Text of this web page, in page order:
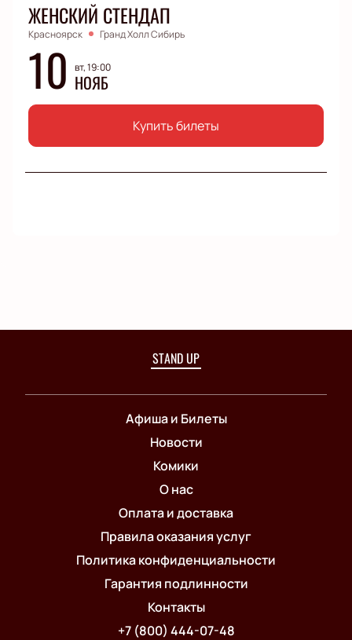
ЖЕНСКИЙ СТЕНДАП
Красноярск Гранд Холл Сибирь
10 вт, 19:00
НОЯБ
Купить билеты
STAND UP
Афиша и Билеты
Новости
Комики
О нас
Оплата и доставка
Правила оказания услуг
Политика конфиденциальности
Гарантия подлинности
Контакты
+7 (800) 444-07-48